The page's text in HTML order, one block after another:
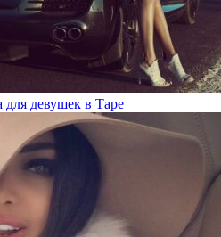
для девушек в Таре